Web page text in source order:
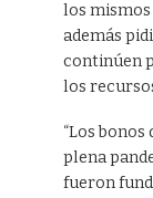
los
además
continúen
los
“Los
plena
fueron